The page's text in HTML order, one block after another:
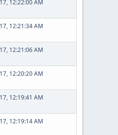
12:22:00 AM
12:21:34 AM
12:21:06 AM
12:20:20 AM
12:19:41 AM
12:19:14 AM